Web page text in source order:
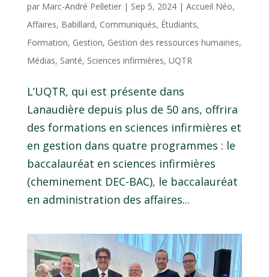
par Marc-André Pelletier| Sep 5, 2024| Accueil Néo,
Affaires, Babillard, Communiqués, Étudiants,
Formation, Gestion, Gestion des ressources humaines,
Médias, Santé, Sciences infirmières, UQTR
L’UQTR, qui est présente dans
Lanaudière depuis plus de 50 ans, offrira
des formations en sciences infirmières et
en gestion dans quatre programmes : le
baccalauréat en sciences infirmières
(cheminement DEC-BAC), le baccalauréat
en administration des affaires...